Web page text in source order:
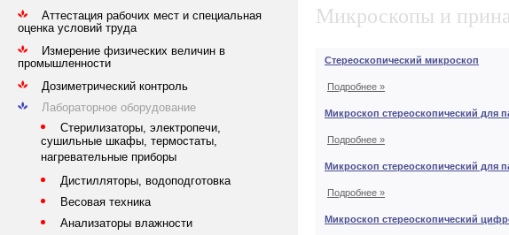
Аттестация рабочих мест и специальная
оценка условий труда
Измерение физических величин в
промышленности
Дозиметрический контроль
Лабораторное оборудование
Стерилизаторы, электропечи,
сушильные шкафы, термостаты,
нагревательные приборы
Дистилляторы, водоподготовка
Весовая техника
Анализаторы влажности
Микроскопы и
Стереоскопический микроскоп
Подробнее »
Микроскоп стереоскопический для
Подробнее »
Микроскоп стереоскопический для
Подробнее »
Микроскоп стереоскопический